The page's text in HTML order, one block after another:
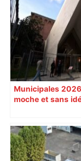
Restes, le
sa sortie à Metz –
Municipales
moche et sans
Augustins